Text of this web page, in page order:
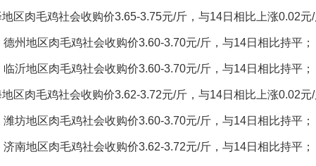
区肉毛鸡社会收购价3.65-3.75元/斤，与14日相比上涨0.02元/
德州地区肉毛鸡社会收购价3.60-3.70元/斤，与14日相比持平；
临沂地区肉毛鸡社会收购价3.60-3.70元/斤，与14日相比持平；
地区肉毛鸡社会收购价3.62-3.72元/斤，与14日相比上涨0.02元/
潍坊地区肉毛鸡社会收购价3.60-3.70元/斤，与14日相比持平；
济南地区肉毛鸡社会收购价3.62-3.72元/斤，与14日相比持平；